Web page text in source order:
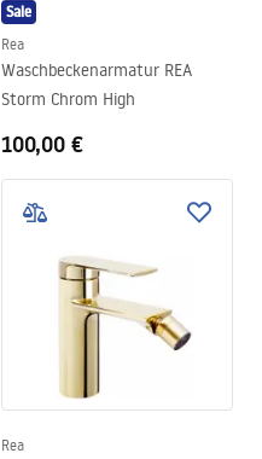
Sale
Rea
Waschbeckenarmatur REA
Storm Chrom High
100,00 €
Rea